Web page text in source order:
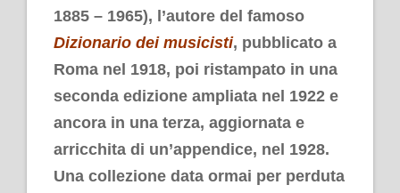
1885 – 1965), l’autore del famoso
Dizionario dei musicisti, pubblicato a
Roma nel 1918, poi ristampato in una
seconda edizione ampliata nel 1922 e
ancora in una terza, aggiornata e
arricchita di un’appendice, nel 1928.
Una collezione data ormai per perduta